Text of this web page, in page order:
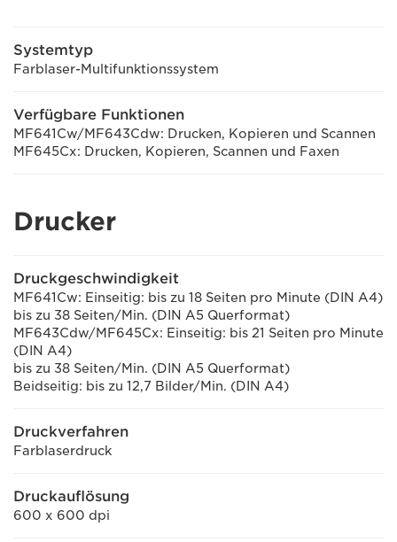
Systemtyp
Farblaser-Multifunktionssystem
Verfügbare Funktionen
MF641Cw/MF643Cdw: Drucken, Kopieren und Scannen
MF645Cx: Drucken, Kopieren, Scannen und Faxen
Drucker
Druckgeschwindigkeit
MF641Cw: Einseitig: bis zu 18 Seiten pro Minute (DIN A4)
bis zu 38 Seiten/Min. (DIN A5 Querformat)
MF643Cdw/MF645Cx: Einseitig: bis 21 Seiten pro Minute
(DIN A4)
bis zu 38 Seiten/Min. (DIN A5 Querformat)
Beidseitig: bis zu 12,7 Bilder/Min. (DIN A4)
Druckverfahren
Farblaserdruck
Druckauflösung
600 x 600 dpi